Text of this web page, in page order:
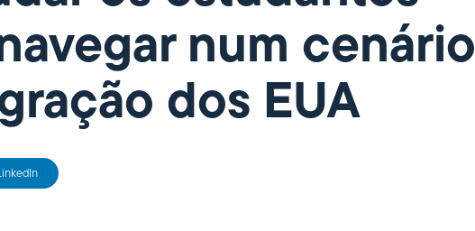
num cenário
dos EUA
LinkedIn